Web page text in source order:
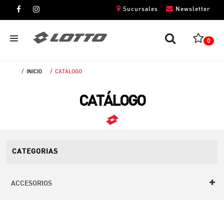
Newsletter
Sucursales
0
INICIO CATÁLOGO
CATÁLOGO
CATEGORIAS
ACCESORIOS